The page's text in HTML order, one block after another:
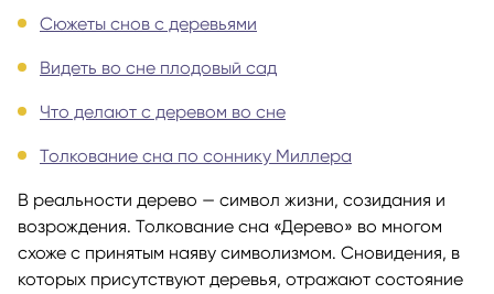
Сюжеты снов с деревьями
Видеть во сне плодовый сад
Что делают с деревом во сне
Толкование сна по соннику Миллера
В реальности дерево — символ жизни, созидания и
возрождения. Толкование сна «Дерево» во многом
схоже с принятым наяву символизмом. Сновидения, в
которых присутствуют деревья, отражают состояние